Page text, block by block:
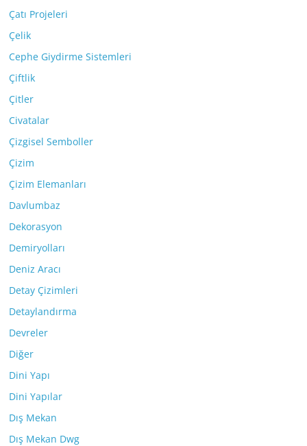
Çatı Projeleri
Çelik
Cephe Giydirme Sistemleri
Çiftlik
Çitler
Civatalar
Çizgisel Semboller
Çizim
Çizim Elemanları
Davlumbaz
Dekorasyon
Demiryolları
Deniz Aracı
Detay Çizimleri
Detaylandırma
Devreler
Diğer
Dini Yapı
Dini Yapılar
Dış Mekan
Dış Mekan Dwg